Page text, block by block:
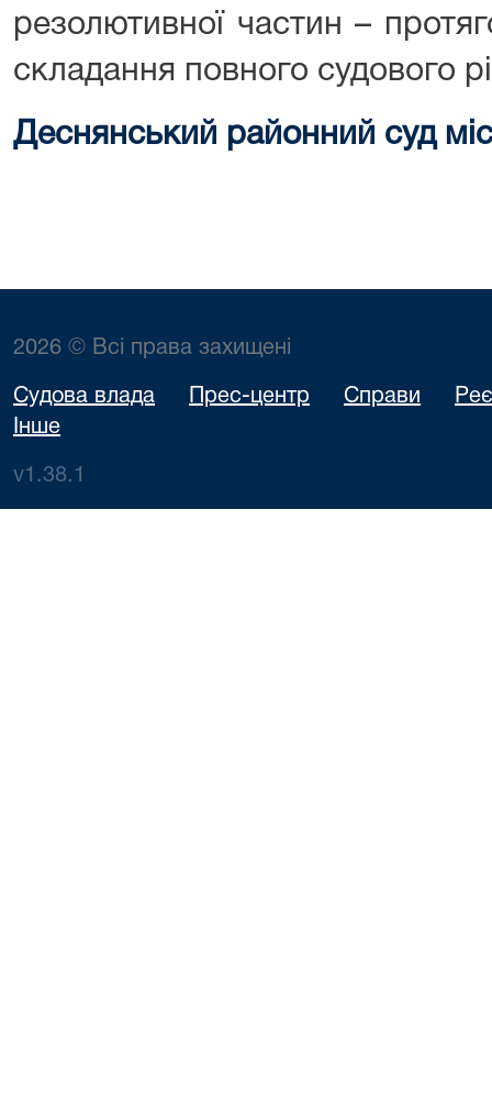
резолютивної частин –
складання повного судового
Деснянський районний суд
2026 © Всі права захищені
Судова влада Прес-центр Справи
Інше
v1.38.1